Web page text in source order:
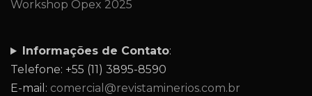
Workshop Opex 2025
Informações de Contato:
Telefone: +55 (11) 3895-8590
E-mail: comercial@revistaminerios.com.br